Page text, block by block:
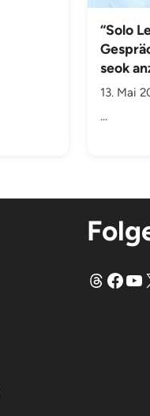
“Solo
seok
13. Mai
...
Fäden